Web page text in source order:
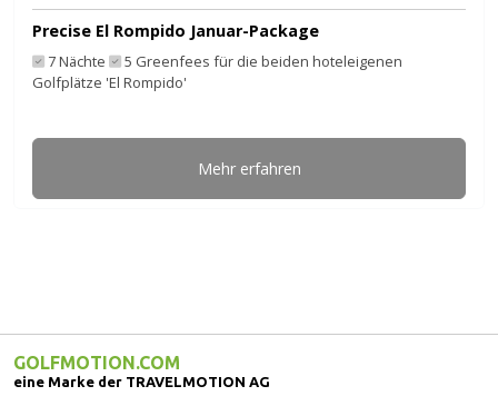
Precise El Rompido Januar-Package
7 Nächte
5 Greenfees für die beiden hoteleigenen
Golfplätze 'El Rompido'
Mehr erfahren
GOLFMOTION.COM
eine Marke der TRAVELMOTION AG